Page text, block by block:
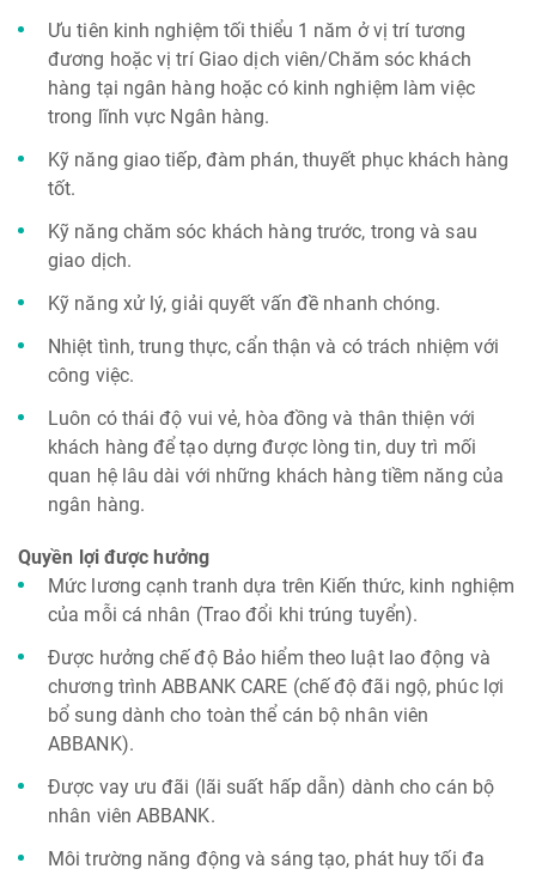
Ưu tiên kinh nghiệm tối thiểu 1 năm ở vị trí tương
đương hoặc vị trí Giao dịch viên/Chăm sóc khách
hàng tại ngân hàng hoặc có kinh nghiệm làm việc
trong lĩnh vực Ngân hàng.
Kỹ năng giao tiếp, đàm phán, thuyết phục khách hàng
tốt.
Kỹ năng chăm sóc khách hàng trước, trong và sau
giao dịch.
Kỹ năng xử lý, giải quyết vấn đề nhanh chóng.
Nhiệt tình, trung thực, cẩn thận và có trách nhiệm với
công việc.
Luôn có thái độ vui vẻ, hòa đồng và thân thiện với
khách hàng để tạo dựng được lòng tin, duy trì mối
quan hệ lâu dài với những khách hàng tiềm năng của
ngân hàng.
Quyền lợi được hưởng
Mức lương cạnh tranh dựa trên Kiến thức, kinh nghiệm
của mỗi cá nhân (Trao đổi khi trúng tuyển).
Được hưởng chế độ Bảo hiểm theo luật lao động và
chương trình ABBANK CARE (chế độ đãi ngộ, phúc lợi
bổ sung dành cho toàn thể cán bộ nhân viên
ABBANK).
Được vay ưu đãi (lãi suất hấp dẫn) dành cho cán bộ
nhân viên ABBANK.
Môi trường năng động và sáng tạo, phát huy tối đa